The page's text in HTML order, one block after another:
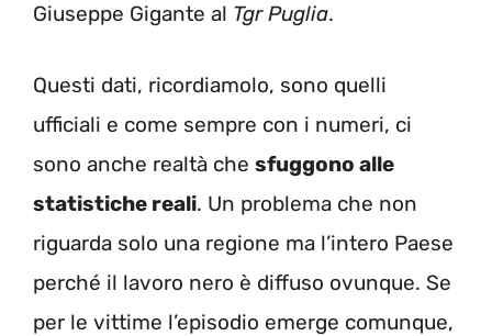
Giuseppe Gigante al Tgr Puglia.
Questi dati, ricordiamolo, sono quelli
ufficiali e come sempre con i numeri, ci
sono anche realtà che sfuggono alle
statistiche reali. Un problema che non
riguarda solo una regione ma l’intero Paese
perché il lavoro nero è diffuso ovunque. Se
per le vittime l’episodio emerge comunque,